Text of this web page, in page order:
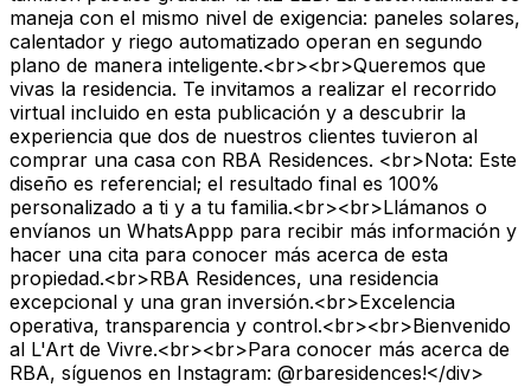
maneja con el mismo nivel de exigencia: paneles solares,
calentador y riego automatizado operan en segundo
plano de manera inteligente.<br><br>Queremos que
vivas la residencia. Te invitamos a realizar el recorrido
virtual incluido en esta publicación y a descubrir la
experiencia que dos de nuestros clientes tuvieron al
comprar una casa con RBA Residences. <br>Nota: Este
diseño es referencial; el resultado final es 100%
personalizado a ti y a tu familia.<br><br>Llámanos o
envíanos un WhatsAppp para recibir más información y
hacer una cita para conocer más acerca de esta
propiedad.<br>RBA Residences, una residencia
excepcional y una gran inversión.<br>Excelencia
operativa, transparencia y control.<br><br>Bienvenido
al L'Art de Vivre.<br><br>Para conocer más acerca de
RBA, síguenos en Instagram: @rbaresidences!</div>